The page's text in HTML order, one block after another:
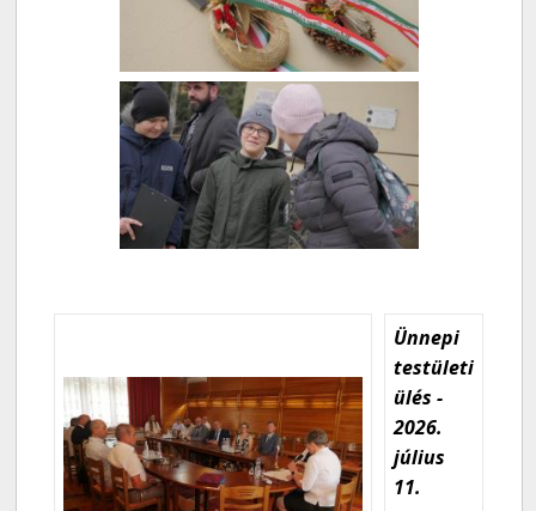
Ünnepi
testületi
ülés -
2026.
július
11.